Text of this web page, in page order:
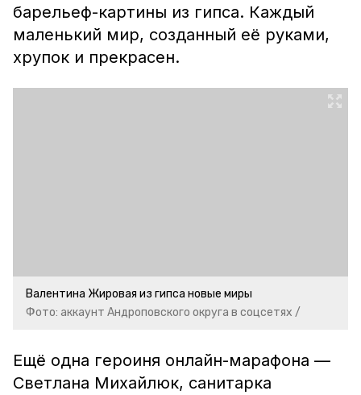
барельеф-картины из гипса. Каждый
маленький мир, созданный её руками,
хрупок и прекрасен.
Валентина Жировая из гипса новые миры
Фото: аккаунт Андроповского округа в соцсетях /
Ещё одна героиня онлайн-марафона —
Светлана Михайлюк, санитарка